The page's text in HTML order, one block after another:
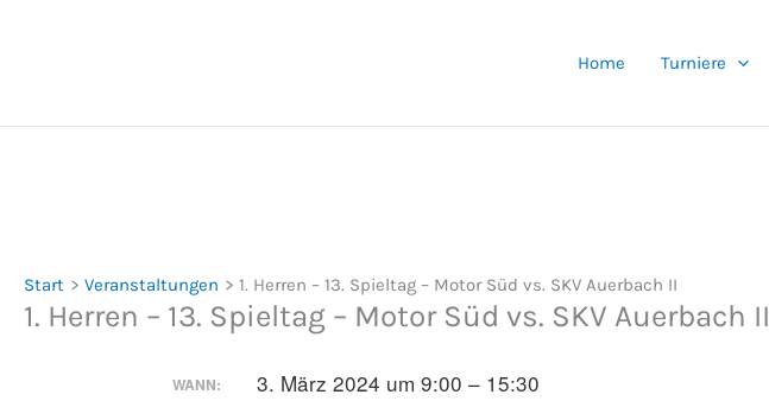
Home Turniere
Start Veranstaltungen 1. Herren – 13. Spieltag – Motor Süd vs. SKV Auerbach II
1. Herren – 13. Spieltag – Motor Süd vs. SKV Auerbach II
WANN: 3. März 2024 um 9:00 – 15:30